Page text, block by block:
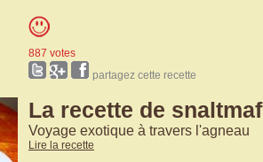
887 votes
partagez cette recette
La recette de snaltmaf
Voyage exotique à travers l'agneau
Lire la recette